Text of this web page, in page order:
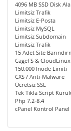
4096 MB SSD Disk
Limitsiz Trafik
Limitsiz E-Posta
Limitsiz MySQL
Limitsiz Subdomain
Limitsiz Trafik
15 Adet Site
CageFS & CloudLinux
150.000 Inode Limiti
CXS / Anti-Malware
Ücretsiz SSL
Tek Tıkla Script
Php 7.2-8.4
cPanel Kontrol Panel